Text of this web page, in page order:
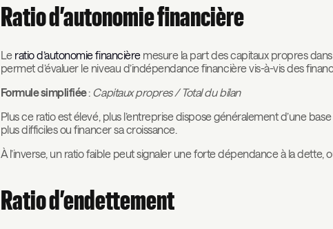
Ratio d’autonomie financière
Le ratio d’autonomie financièremesure la part des capitaux propres
permet d’évaluer le niveau d’indépendance financière vis-à-vis des
Formule simplifiée: Capitaux propres / Total du bilan
Plus ce ratio est élevé, plus l’entreprise dispose généralement d’une
plus difficiles ou financer sa croissance.
À l’inverse, un ratio faible peut signaler une forte dépendance à la dette,
Ratio d’endettement